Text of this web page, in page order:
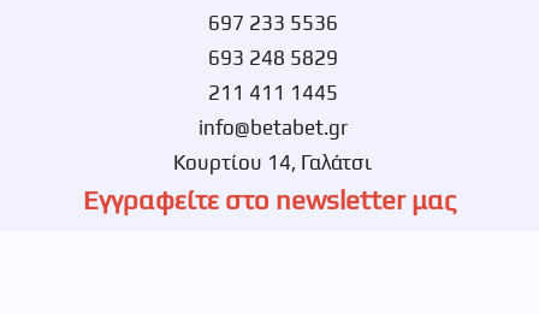
697 233 5536
693 248 5829
211 411 1445
info@betabet.gr
Κουρτίου 14, Γαλάτσι
Εγγραφείτε στο newsletter μας